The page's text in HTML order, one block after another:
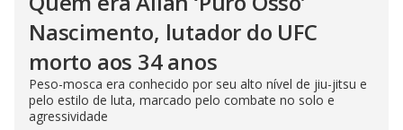
Nascimento, lutador do UFC
morto aos 34 anos
Peso-mosca era conhecido por seu alto nível de jiu-jitsu e
pelo estilo de luta, marcado pelo combate no solo e
agressividade